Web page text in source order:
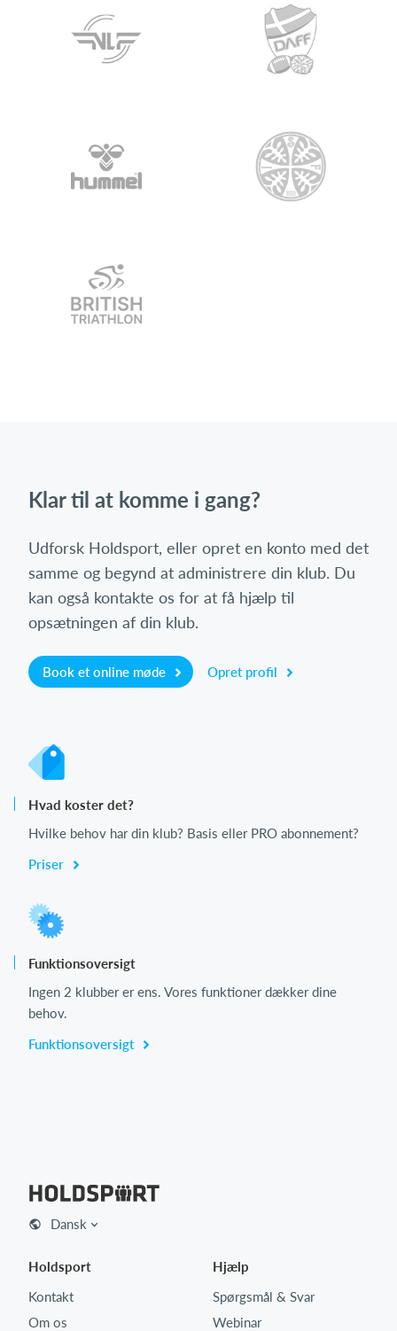
Klar til at komme i gang?
Udforsk Holdsport, eller opret en konto med det
samme og begynd at administrere din klub. Du
kan også kontakte os for at få hjælp til
opsætningen af din klub.
Book et online møde Opret profil
Hvad koster det?
Hvilke behov har din klub? Basis eller PRO abonnement?
Priser
Funktionsoversigt
Ingen 2 klubber er ens. Vores funktioner dækker dine
behov.
Funktionsoversigt
Dansk
Holdsport
Kontakt
Om os
Hjælp
Spørgsmål & Svar
Webinar